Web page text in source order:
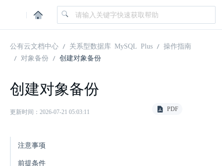
|
公有云文档中心 关系型数据库 MySQL Plus
操作指南
对象备份
创建对象备份
创建对象备份
更新时间：2026-07-21 05:03:11 PDF
注意事项
前提条件